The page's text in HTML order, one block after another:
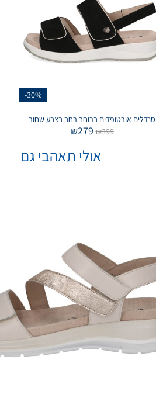
-30%
סנדלים אורטופדים ברוחב רחב בצבע שחור
₪399
₪279
אולי תאהבי גם